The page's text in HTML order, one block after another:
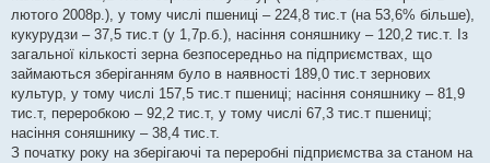
лютого 2008р.), у тому числі пшениці – 224,8 тис.т (на 53,6% більше),
кукурудзи – 37,5 тис.т (у 1,7р.б.), насіння соняшнику – 120,2 тис.т. Із
загальної кількості зерна безпосередньо на підприємствах, що
займаються зберіганням було в наявності 189,0 тис.т зернових
культур, у тому числі 157,5 тис.т пшениці; насіння соняшнику – 81,9
тис.т, переробкою – 92,2 тис.т, у тому числі 67,3 тис.т пшениці;
насіння соняшнику – 38,4 тис.т.
З початку року на зберігаючі та переробні підприємства за станом на